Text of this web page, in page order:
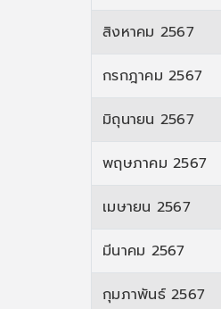
สิงหาคม 2567
กรกฎาคม 2567
มิถุนายน 2567
พฤษภาคม 2567
เมษายน 2567
มีนาคม 2567
กุมภาพันธ์ 2567